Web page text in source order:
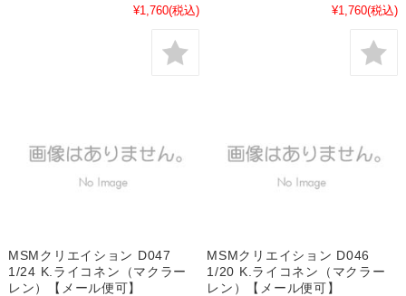
¥1,760(税込) ¥1,760(税込)
MSMクリエイション D047
1/24 K.ライコネン（マクラー
レン）【メール便可】
MSMクリエイション D046
1/20 K.ライコネン（マクラー
レン）【メール便可】